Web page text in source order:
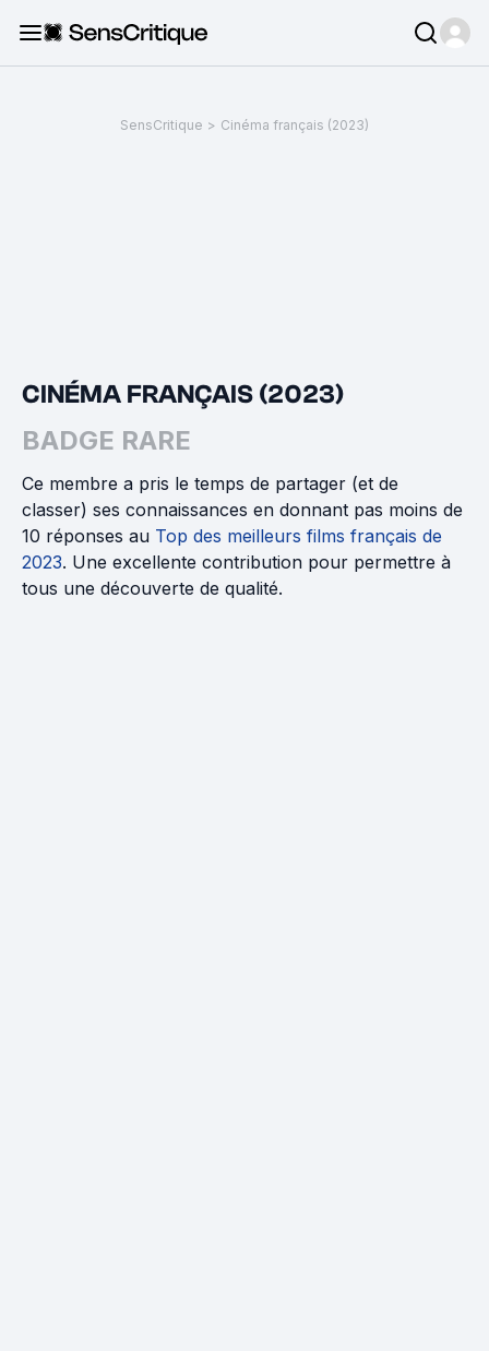
SensCritique > Cinéma français (2023)
CINÉMA FRANÇAIS (2023)
BADGE RARE
Ce membre a pris le temps de partager (et de
classer) ses connaissances en donnant pas moins de
10 réponses au Top des meilleurs films français de
2023. Une excellente contribution pour permettre à
tous une découverte de qualité.